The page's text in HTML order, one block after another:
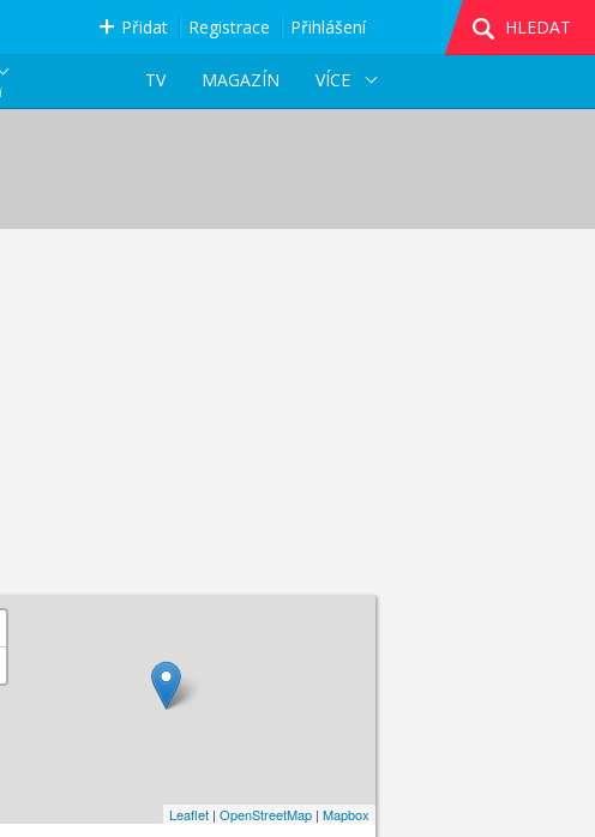
Přidat Registrace Přihlášení
HLEDAT
VÍCE
MAGAZÍN
TV
Leaflet| OpenStreetMap| Mapbox